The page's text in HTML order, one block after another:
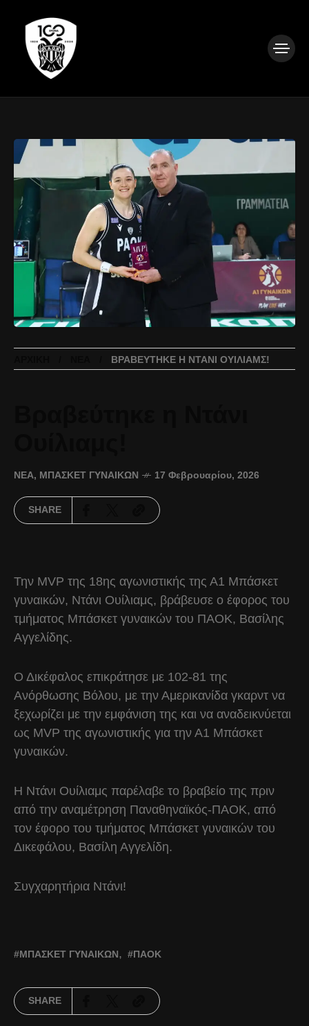
ΒΡΑΒΕΎΤΗΚΕ Η ΝΤΆΝΙ ΟΥΊΛΙΑΜΣ!
ΝΈΑ, ΜΠΆΣΚΕΤ ΓΥΝΑΙΚΏΝ 17 Φεβρουαρίου, 2026
SHARE
Την MVP της 18ης αγωνιστικής της Α1 Μπάσκετ
γυναικών, Ντάνι Ουίλιαμς, βράβευσε ο έφορος του
τμήματος Μπάσκετ γυναικών του ΠΑΟΚ, Βασίλης
Αγγελίδης.
Ο Δικέφαλος επικράτησε με 102-81 της
Ανόρθωσης Βόλου, με την Αμερικανίδα γκαρντ να
ξεχωρίζει με την εμφάνιση της και να αναδεικνύεται
ως MVP της αγωνιστικής για την Α1 Μπάσκετ
γυναικών.
Η Ντάνι Ουίλιαμς παρέλαβε το βραβείο της πριν
από την αναμέτρηση Παναθηναϊκός-ΠΑΟΚ, από
τον έφορο του τμήματος Μπάσκετ γυναικών του
Δικεφάλου, Βασίλη Αγγελίδη.
Συγχαρητήρια Ντάνι!
ΜΠΆΣΚΕΤ ΓΥΝΑΙΚΏΝ ΠΑΟΚ
SHARE